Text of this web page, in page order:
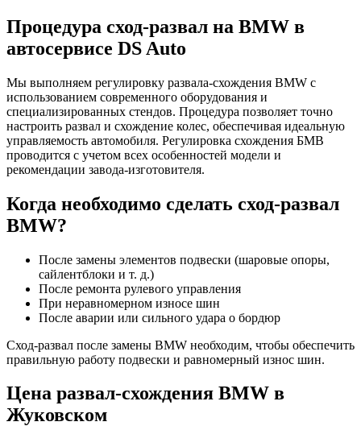
Процедура сход-развал на BMW в
автосервисе DS Auto
Мы выполняем регулировку развала-схождения BMW с
использованием современного оборудования и
специализированных стендов. Процедура позволяет точно
настроить развал и схождение колес, обеспечивая идеальную
управляемость автомобиля. Регулировка схождения БМВ
проводится с учетом всех особенностей модели и
рекомендации завода-изготовителя.
Когда необходимо сделать сход-развал
BMW?
После замены элементов подвески (шаровые опоры,
сайлентблоки и т. д.)
После ремонта рулевого управления
При неравномерном износе шин
После аварии или сильного удара о бордюр
Сход-развал после замены BMW необходим, чтобы обеспечить
правильную работу подвески и равномерный износ шин.
Цена развал-схождения BMW в
Жуковском